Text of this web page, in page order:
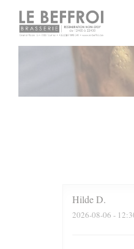
Cookie- hanteringspanel
HildeD
2026-08-06 -